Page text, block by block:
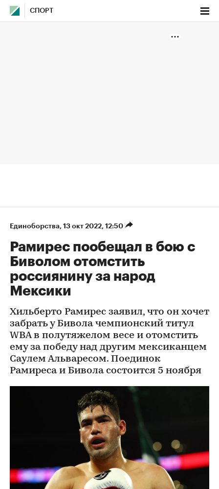
СПОРТ
Единоборства⁠, 13 окт 2022, 12:50
Рамирес пообещал в бою с
Биволом отомстить
россиянину за народ
Мексики
Хильберто Рамирес заявил, что он хочет
забрать у Бивола чемпионский титул
WBA в полутяжелом весе и отомстить
ему за победу над другим мексиканцем
Саулем Альваресом. Поединок
Рамиреса и Бивола состоится 5 ноября